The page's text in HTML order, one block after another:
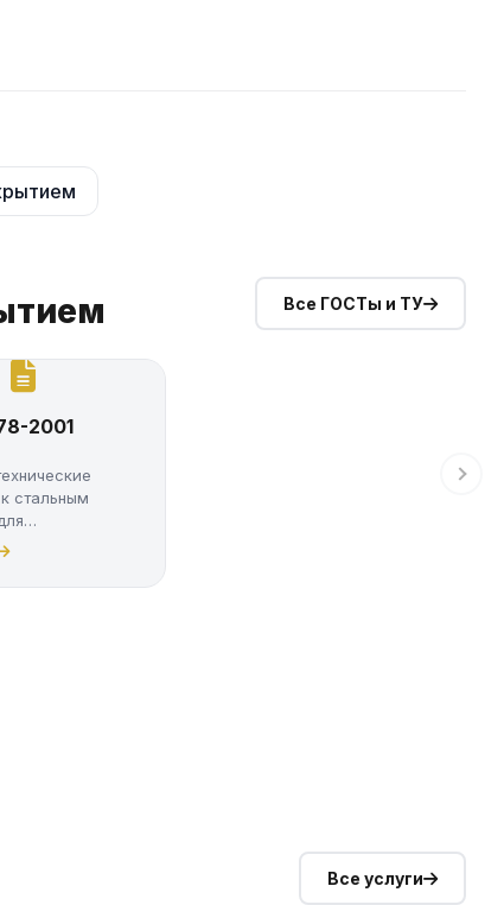
Все ГОСТы и ТУ
2001
стальным
Все услуги